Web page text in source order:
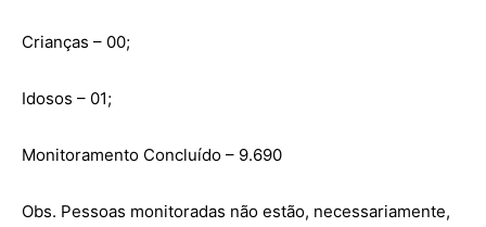
Crianças – 00;
Idosos – 01;
Monitoramento Concluído – 9.690
Obs. Pessoas monitoradas não estão, necessariamente,